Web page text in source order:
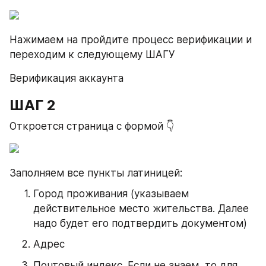
Нажимаем на пройдите процесс верификации и
переходим к следующему ШАГУ
Верификация аккаунта
ШАГ 2
Откроется страница с формой 👇
Заполняем все пункты латиницей:
Город проживания (указываем
действительное место жительства. Далее
надо будет его подтвердить документом)
Адрес